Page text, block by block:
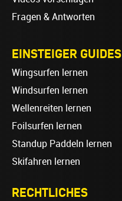
Fragen & Antworten
EINSTEIGER GUIDES
Wingsurfen lernen
Windsurfen lernen
Wellenreiten lernen
Foilsurfen lernen
Standup Paddeln lernen
Skifahren lernen
RECHTLICHES